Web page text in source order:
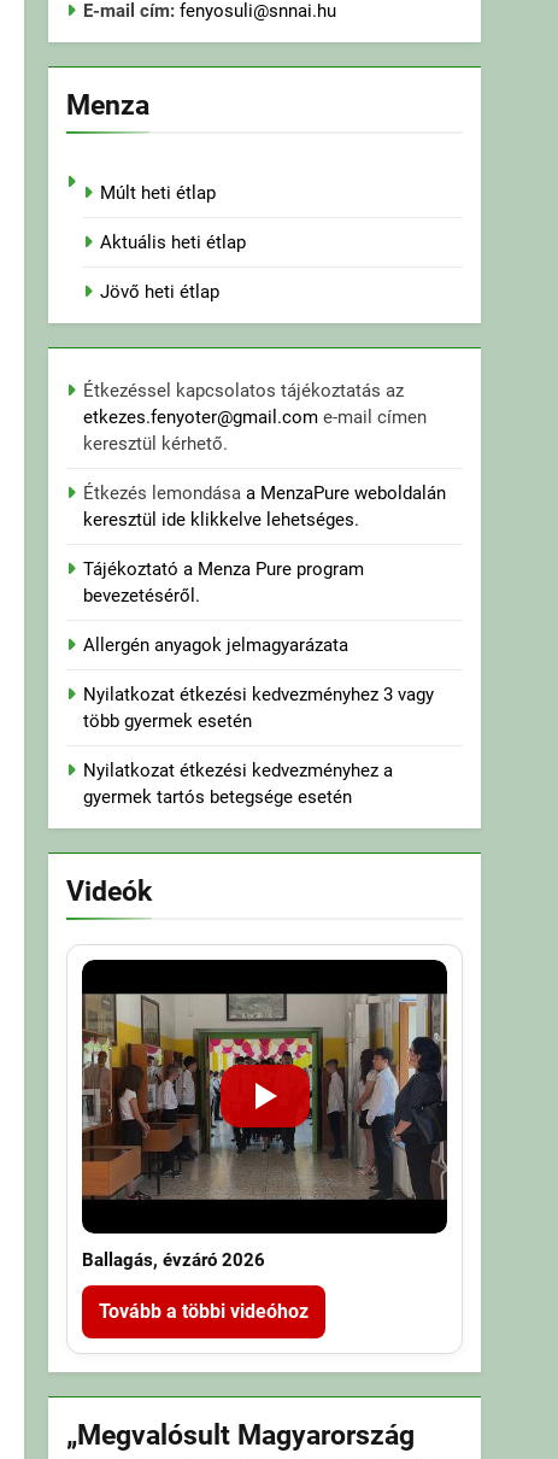
E-mail cím: fenyosuli@snnai.hu
Menza
Múlt heti étlap
Aktuális heti étlap
Jövő heti étlap
Étkezéssel kapcsolatos tájékoztatás az
etkezes.fenyoter@gmail.come-mail címen
keresztül kérhető.
Étkezés lemondásaa MenzaPure weboldalán
keresztül ide klikkelve lehetséges.
Tájékoztató a Menza Pure program
bevezetéséről.
Allergén anyagok jelmagyarázata
Nyilatkozat étkezési kedvezményhez 3 vagy
több gyermek esetén
Nyilatkozat étkezési kedvezményhez a
gyermek tartós betegsége esetén
Videók
Ballagás, évzáró 2026
Tovább a többi videóhoz
„Megvalósult Magyarország